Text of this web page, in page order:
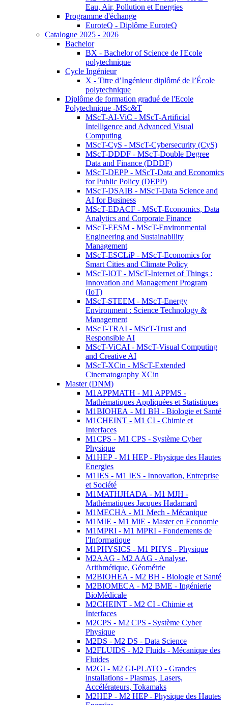
Eau, Air, Pollution et Energies
Programme d'échange
EuroteQ - Diplôme EuroteQ
Catalogue 2025 - 2026
Bachelor
BX - Bachelor of Science de l'Ecole
polytechnique
Cycle Ingénieur
X - Titre d’Ingénieur diplômé de l’École
polytechnique
Diplôme de formation gradué de l'Ecole
Polytechnique -MSc&T
MScT-AI-ViC - MScT-Artificial
Intelligence and Advanced Visual
Computing
MScT-CyS - MScT-Cybersecurity (CyS)
MScT-DDDF - MScT-Double Degree
Data and Finance (DDDF)
MScT-DEPP - MScT-Data and Economics
for Public Policy (DEPP)
MScT-DSAIB - MScT-Data Science and
AI for Business
MScT-EDACF - MScT-Economics, Data
Analytics and Corporate Finance
MScT-EESM - MScT-Environmental
Engineering and Sustainability
Management
MScT-ESCLiP - MScT-Economics for
Smart Cities and Climate Policy
MScT-IOT - MScT-Internet of Things :
Innovation and Management Program
(IoT)
MScT-STEEM - MScT-Energy
Environment : Science Technology &
Management
MScT-TRAI - MScT-Trust and
Responsible AI
MScT-ViCAI - MScT-Visual Computing
and Creative AI
MScT-XCin - MScT-Extended
Cinematography XCin
Master (DNM)
M1APPMATH - M1 APPMS -
Mathématiques Appliquées et Statistiques
M1BIOHEA - M1 BH - Biologie et Santé
M1CHEINT - M1 CI - Chimie et
Interfaces
M1CPS - M1 CPS - Système Cyber
Physique
M1HEP - M1 HEP - Physique des Hautes
Energies
M1IES - M1 IES - Innovation, Entreprise
et Société
M1MATHJHADA - M1 MJH -
Mathématiques Jacques Hadamard
M1MECHA - M1 Mech - Mécanique
M1MIE - M1 MiE - Master en Economie
M1MPRI - M1 MPRI - Fondements de
l'Informatique
M1PHYSICS - M1 PHYS - Physique
M2AAG - M2 AAG - Analyse,
Arithmétique, Géométrie
M2BIOHEA - M2 BH - Biologie et Santé
M2BIOMECA - M2 BME - Ingénierie
BioMédicale
M2CHEINT - M2 CI - Chimie et
Interfaces
M2CPS - M2 CPS - Système Cyber
Physique
M2DS - M2 DS - Data Science
M2FLUIDS - M2 Fluids - Mécanique des
Fluides
M2GI - M2 GI-PLATO - Grandes
installations - Plasmas, Lasers,
Accélérateurs, Tokamaks
M2HEP - M2 HEP - Physique des Hautes